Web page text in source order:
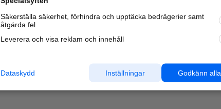
Säkerställa säkerhet, förhindra och upptäcka bedrägerier samt
åtgärda fel
Leverera och visa reklam och innehåll
Godkänn alla
Inställningar
Dataskydd